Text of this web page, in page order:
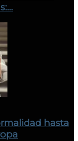
hasta